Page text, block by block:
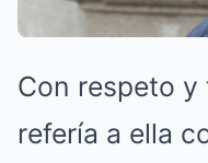
Con respeto y
refería a ella